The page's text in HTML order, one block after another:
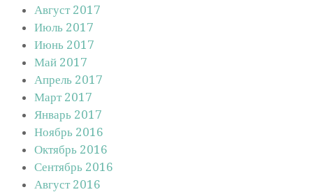
Август 2017
Июль 2017
Июнь 2017
Май 2017
Апрель 2017
Март 2017
Январь 2017
Ноябрь 2016
Октябрь 2016
Сентябрь 2016
Август 2016